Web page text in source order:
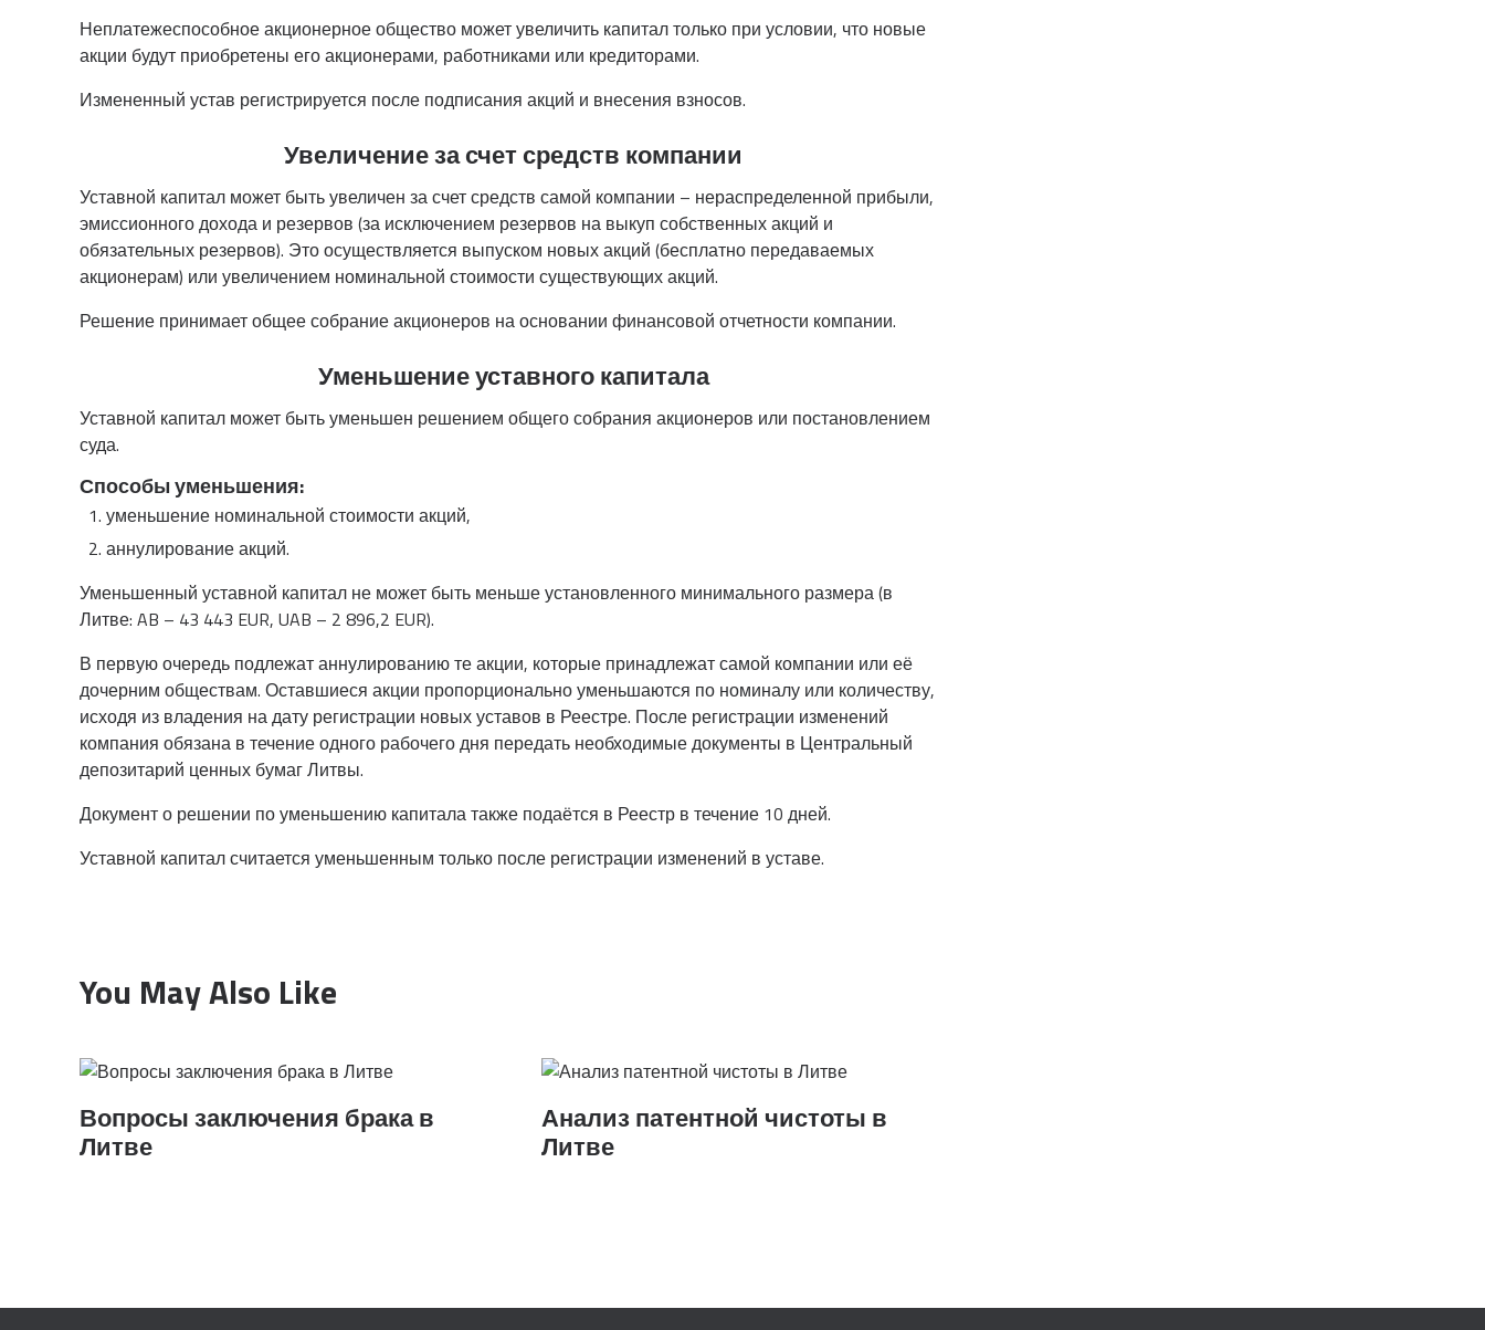
Неплатежеспособное акционерное общество может увеличить капитал только при условии, что новые
акции будут приобретены его акционерами, работниками или кредиторами.
Измененный устав регистрируется после подписания акций и внесения взносов.
Увеличение за счет средств компании
Уставной капитал может быть увеличен за счет средств самой компании – нераспределенной прибыли,
эмиссионного дохода и резервов (за исключением резервов на выкуп собственных акций и
обязательных резервов). Это осуществляется выпуском новых акций (бесплатно передаваемых
акционерам) или увеличением номинальной стоимости существующих акций.
Решение принимает общее собрание акционеров на основании финансовой отчетности компании.
Уменьшение уставного капитала
Уставной капитал может быть уменьшен решением общего собрания акционеров или постановлением
суда.
Способы уменьшения:
уменьшение номинальной стоимости акций,
аннулирование акций.
Уменьшенный уставной капитал не может быть меньше установленного минимального размера (в
Литве: AB – 43 443 EUR, UAB – 2 896,2 EUR).
В первую очередь подлежат аннулированию те акции, которые принадлежат самой компании или её
дочерним обществам. Оставшиеся акции пропорционально уменьшаются по номиналу или количеству,
исходя из владения на дату регистрации новых уставов в Реестре. После регистрации изменений
компания обязана в течение одного рабочего дня передать необходимые документы в Центральный
депозитарий ценных бумаг Литвы.
Документ о решении по уменьшению капитала также подаётся в Реестр в течение 10 дней.
Уставной капитал считается уменьшенным только после регистрации изменений в уставе.
You May Also Like
Вопросы заключения брака в
Литве
Анализ патентной чистоты в
Литве